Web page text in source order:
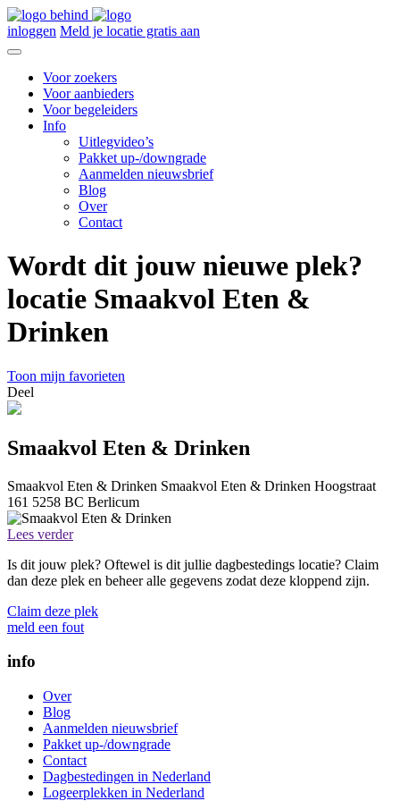
inloggen Meld je locatie gratis aan
Voor zoekers
Voor aanbieders
Voor begeleiders
Info
Uitlegvideo’s
Pakket up-/downgrade
Aanmelden nieuwsbrief
Blog
Over
Contact
Wordt dit jouw nieuwe plek?
locatie Smaakvol Eten &
Drinken
Toon mijn favorieten
Deel
Smaakvol Eten & Drinken
Smaakvol Eten & Drinken Smaakvol Eten & Drinken Hoogstraat
161 5258 BC Berlicum
Lees verder
Is dit jouw plek? Oftewel is dit jullie dagbestedings locatie? Claim
dan deze plek en beheer alle gegevens zodat deze kloppend zijn.
Claim deze plek
meld een fout
info
Over
Blog
Aanmelden nieuwsbrief
Pakket up-/downgrade
Contact
Dagbestedingen in Nederland
Logeerplekken in Nederland